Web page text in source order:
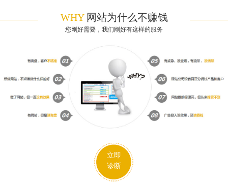
WHY网站为什么不赚钱
您刚好需要，我们刚好有这样的服务
立即
诊断